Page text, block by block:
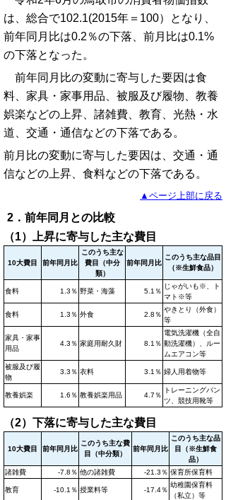
は、総合で102.1(2015年＝100）となり、
前年同月比は0.2％の下落、前月比は0.1%
の下落となった。
前年同月比の変動に寄与した要因は食
料、家具・家事用品、被服及び履物、教養
娯楽などの上昇、諸雑費、教育、光熱・水
道、交通・通信などの下落である。
前月比の変動に寄与した要因は、交通・通
信などの上昇、食料などの下落である。
▲ページ上部に戻る
2．前年同月との比較
（1）上昇に寄与した主な費目
10大費目 前年同月比
このうち主な
費目（中分
類）
前年同月比
このうち主な品目
（※生鮮食品）
食料 1.3％ 野菜・海藻 5.1％
じゃがいも※、ト
マト※等
食料 1.3％ 外食 2.8％
やきとり（外食）
等
家具・家事
用品
4.3％ 家庭用耐久財 8.1％
電気洗濯機（全自
動洗濯機）、ルー
ムエアコン等
被服及び履
物
3.3％ 衣料 3.1％ 婦人用着物等
教養娯楽 1.6％ 教養娯楽用品 4.7％
トレーニングパン
ツ、競技用靴等
（2）下落に寄与した主な費目
10大費目 前年同月比
このうち主な費
目（中分類）
前年同月比
このうち主な品
目（※生鮮食
品）
諸雑費
-7.8％ 他の諸雑費 -21.3％ 保育所保育料
教育 -10.1％ 授業料等 -17.4％
幼稚園保育料
（私立）等